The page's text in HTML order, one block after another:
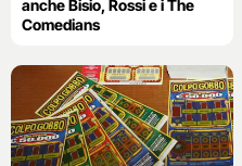
anche Bisio, Rossi e i The
Comedians